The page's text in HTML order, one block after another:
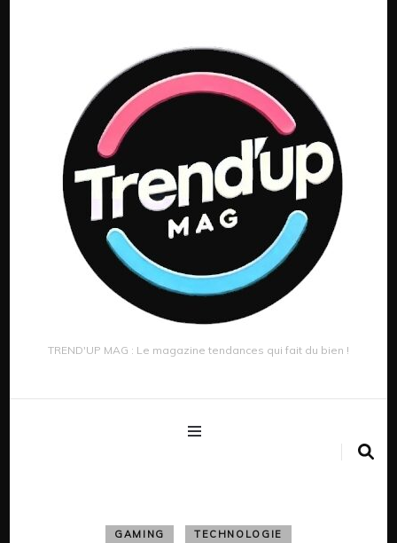
TREND'UP MAG : Le magazine tendances qui fait du bien !
GAMING TECHNOLOGIE